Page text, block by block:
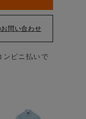
ビニ払いで